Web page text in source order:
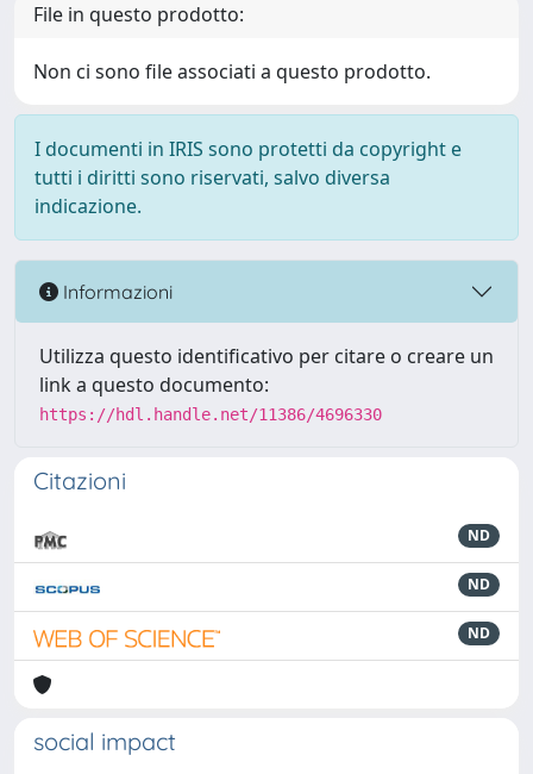
File in questo prodotto:
Non ci sono file associati a questo prodotto.
I documenti in IRIS sono protetti da copyright e
tutti i diritti sono riservati, salvo diversa
indicazione.
Informazioni
Utilizza questo identificativo per citare o creare un
link a questo documento:
https://hdl.handle.net/11386/4696330
Citazioni
ND
ND
ND
social impact